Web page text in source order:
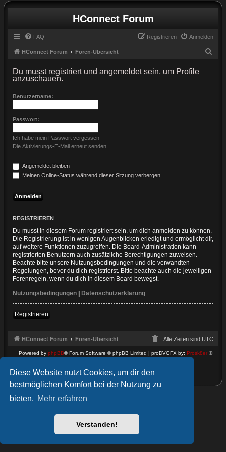
Diese Website nutzt Cookies, um dir den
bestmöglichen Komfort bei der Nutzung zu
bieten. Mehr erfahren
Verstanden!
HConnect Forum
FAQ Anmelden
Registrieren
HConnect Forum Foren-Übersicht
Du musst registriert und angemeldet sein, um Profile
anzuschauen.
Benutzername:
Passwort:
Ich habe mein Passwort vergessen
Die Aktivierungs-E-Mail erneut senden
Angemeldet bleiben
Meinen Online-Status während dieser Sitzung verbergen
REGISTRIEREN
Du musst in diesem Forum registriert sein, um dich anmelden zu können.
Die Registrierung ist in wenigen Augenblicken erledigt und ermöglicht dir,
auf weitere Funktionen zuzugreifen. Die Board-Administration kann
registrierten Benutzern auch zusätzliche Berechtigungen zuweisen.
Beachte bitte unsere Nutzungsbedingungen und die verwandten
Regelungen, bevor du dich registrierst. Bitte beachte auch die jeweiligen
Forenregeln, wenn du dich in diesem Board bewegst.
Nutzungsbedingungen | Datenschutzerklärung
Registrieren
HConnect Forum Foren-Übersicht Alle Zeiten sind UTC
Powered by phpBB® Forum Software © phpBB Limited | proDVGFX by: Prosk8er ©
Datenschutz|Nutzungsbedingungen